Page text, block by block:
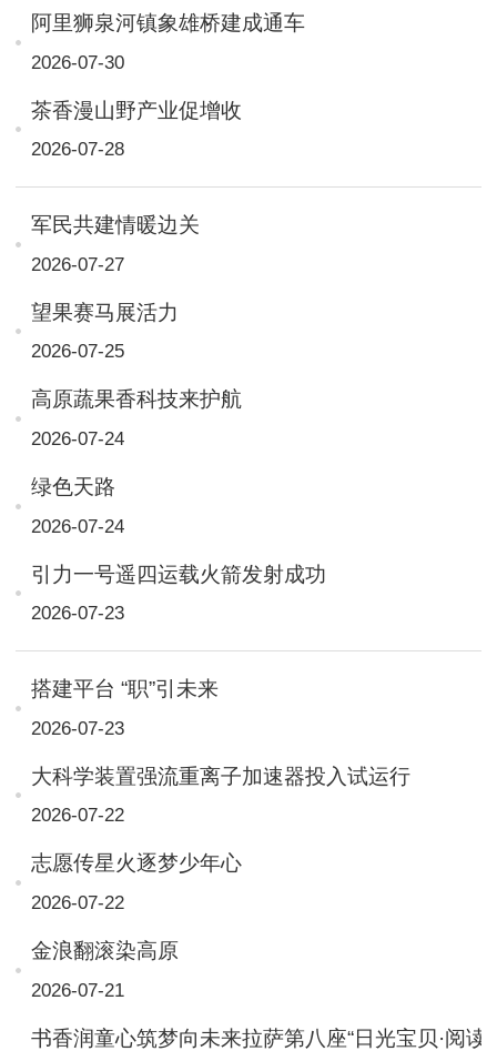
阿里狮泉河镇象雄桥建成通车
2026-07-30
茶香漫山野产业促增收
2026-07-28
军民共建情暖边关
2026-07-27
望果赛马展活力
2026-07-25
高原蔬果香科技来护航
2026-07-24
绿色天路
2026-07-24
引力一号遥四运载火箭发射成功
2026-07-23
搭建平台 “职”引未来
2026-07-23
大科学装置强流重离子加速器投入试运行
2026-07-22
志愿传星火逐梦少年心
2026-07-22
金浪翻滚染高原
2026-07-21
书香润童心筑梦向未来拉萨第八座“日光宝贝·阅读